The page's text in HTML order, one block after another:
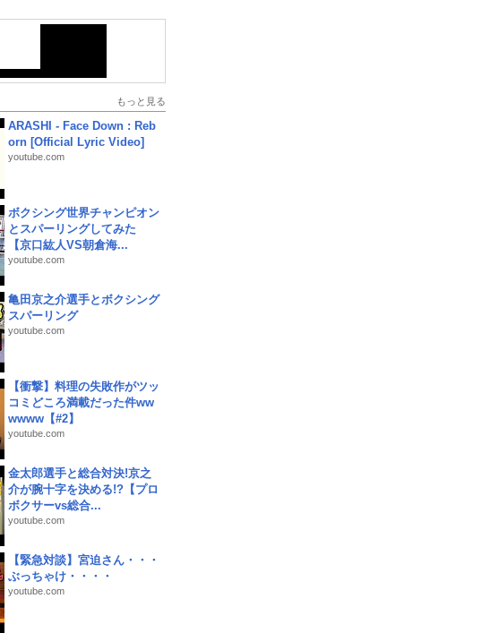
もっと見る
ARASHI - Face Down : Reb
orn [Official Lyric Video]
youtube.com
ボクシング世界チャンピオン
とスパーリングしてみた
【京口紘人VS朝倉海...
youtube.com
亀田京之介選手とボクシング
スパーリング
youtube.com
【衝撃】料理の失敗作がツッ
コミどころ満載だった件ww
wwww【#2】
youtube.com
金太郎選手と総合対決!京之
介が腕十字を決める!?【プロ
ボクサーvs総合...
youtube.com
【緊急対談】宮迫さん・・・
ぶっちゃけ・・・・
youtube.com